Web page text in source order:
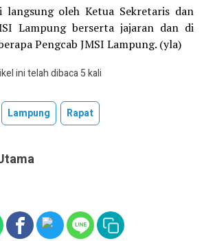
oleh Ketua Sekretaris dan
Lampung berserta jajaran dan di
Pengcab JMSI Lampung. (yla)
ini telah dibaca 5 kali
Lampung Rapat